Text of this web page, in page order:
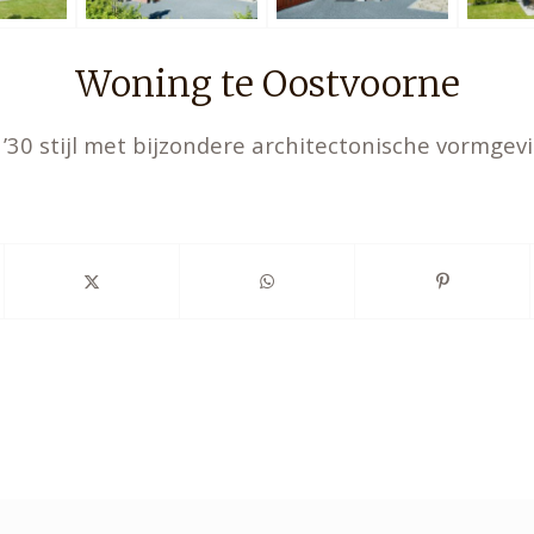
Woning te Oostvoorne
stijl met bijzondere architectonische